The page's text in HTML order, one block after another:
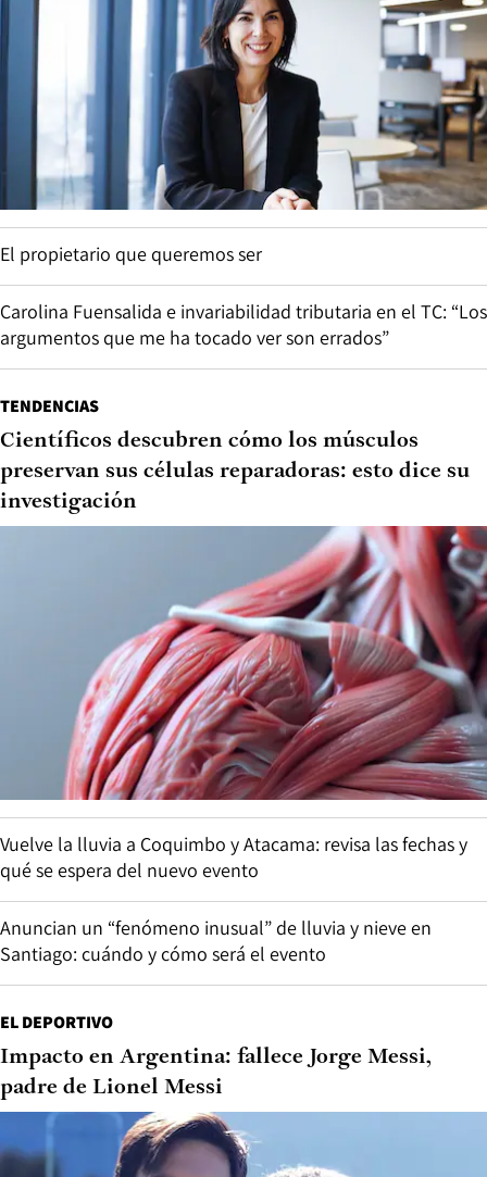
El propietario que queremos ser
Carolina Fuensalida e invariabilidad tributaria en el TC: “Los
argumentos que me ha tocado ver son errados”
TENDENCIAS
Científicos descubren cómo los músculos
preservan sus células reparadoras: esto dice su
investigación
Vuelve la lluvia a Coquimbo y Atacama: revisa las fechas y
qué se espera del nuevo evento
Anuncian un “fenómeno inusual” de lluvia y nieve en
Santiago: cuándo y cómo será el evento
EL DEPORTIVO
Impacto en Argentina: fallece Jorge Messi,
padre de Lionel Messi